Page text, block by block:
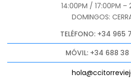
14:00PM / 17:00PM –
DOMINGOS:
TELÉFONO: +34 965
MÓVIL: +34 688